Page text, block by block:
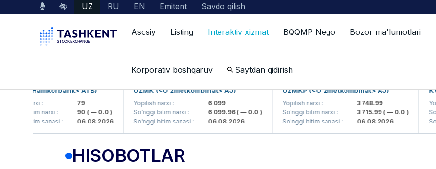
UZ RU EN Emitent Savdo qilish
Asosiy Listing Interaktiv xizmat BQQMP Nego Bozor ma'lumotlari
Korporativ boshqaruv Saytdan qidirish
Listing kompaniyalari tomonidan axborotni oshkor qilish
(<Hamkorbank> ATB)
bitim narxi :
( — 0.0 )
bitim sanasi :
06.08.2026
UZMK (<O'zmetkombinat> AJ)
Yopilish narxi :
6 099
So'nggi bitim narxi :
6 099.96( — 0.0 )
So'nggi bitim sanasi :
06.08.2026
UZMKP (<O'zmetkombinat> AJ)
Yopilish narxi :
3 748.99
So'nggi bitim narxi :
3 715.99( — 0.0 )
So'nggi bitim sanasi :
06.08.2026
KVTS
HISOBOTLAR